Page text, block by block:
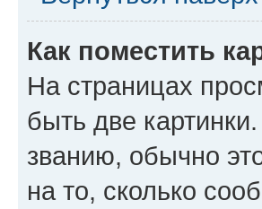
Как поместить
На страницах
быть две
званию, обычно
на то, сколько